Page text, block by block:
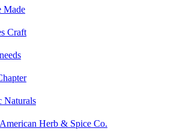
Made
Craft
Naturals
Herb & Spice Co.